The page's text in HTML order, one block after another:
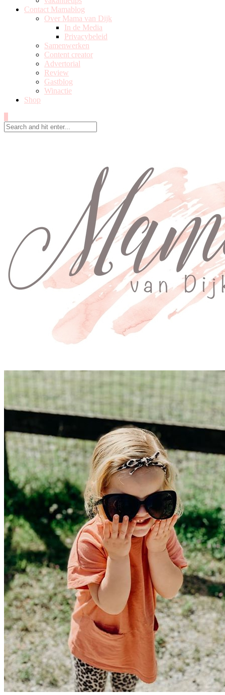
Contact Mamablog
Over Mama van Dijk
In de Media
Privacybeleid
Samenwerken
Content creator
Advertorial
Review
Gastblog
Winactie
Shop